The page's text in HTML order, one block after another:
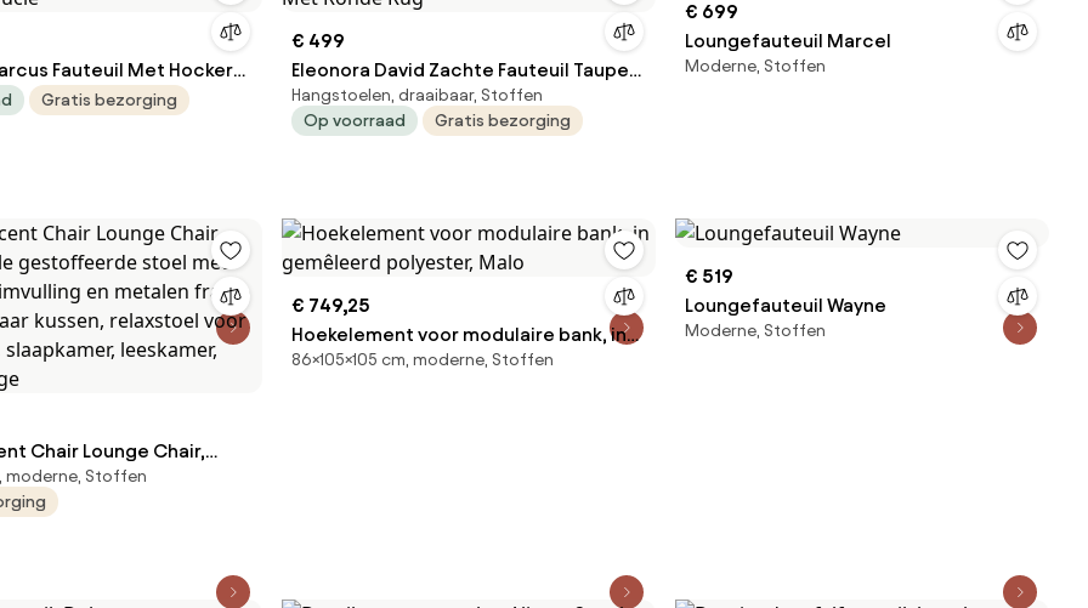
Fauteuil Met Hocker
Gratis bezorging
€ 499
Eleonora David Zachte Fauteuil Taupe
Met Ronde Rug
Hangstoelen, draaibaar, Stoffen
Op voorraad
Gratis bezorging
€ 699
Loungefauteuil Marcel
Moderne, Stoffen
Chair Lounge Chair,
gestoffeerde stoel met
en metalen
leeskamer, kantoor, beige
moderne, Stoffen
€ 749,25
Hoekelement voor modulaire bank, in
gemêleerd polyester, Malo
86×105×105 cm, moderne, Stoffen
€ 519
Loungefauteuil Wayne
Moderne, Stoffen